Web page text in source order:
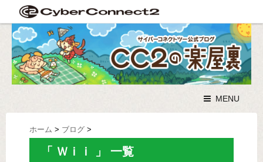
MENU
ホーム > ブログ >
「 Ｗｉｉ 」 一覧